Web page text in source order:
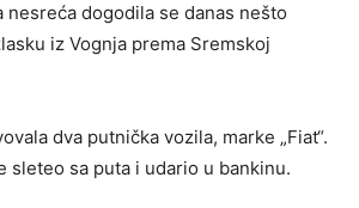
nesreća dogodila se danas nešto
iz Vognja prema Sremskoj
dva putnička vozila, marke „Fiat“.
sleteo sa puta i udario u bankinu.